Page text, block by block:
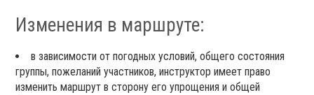
Изменения в маршруте:
в зависимости от погодных условий, общего состояния
группы, пожеланий участников, инструктор имеет право
изменить маршрут в сторону его упрощения и общей